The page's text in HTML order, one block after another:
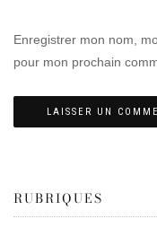
Enregistrer mon nom,
pour mon prochain
RUBRIQUES